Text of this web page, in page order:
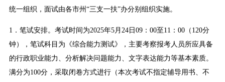
统一组织，面试由各市州“三支一扶”办分别组织实施。
1．笔试安排。考试时间为2025年5月24日09：00至11：00（120分
钟），笔试科目为《综合能力测试》，主要考察报考人员所应具备
的行政职业能力、分析解决问题能力、文字表达能力等基本素质。
满分为100分，采取闭卷方式进行（本次考试不指定辅导用书、不